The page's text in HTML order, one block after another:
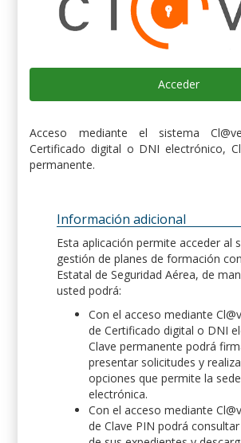
Acceder
Acceso mediante el sistema
Certificado digital o DNI electrónico,
permanente.
Información adicional
Esta aplicación permite acceder al
gestión de planes de formación
Estatal de Seguridad Aérea, de
usted podrá:
Con el acceso mediante
de Certificado digital o DNI
Clave permanente podrá
presentar solicitudes y
opciones que permite la sede
electrónica.
Con el acceso mediante
de Clave PIN podrá